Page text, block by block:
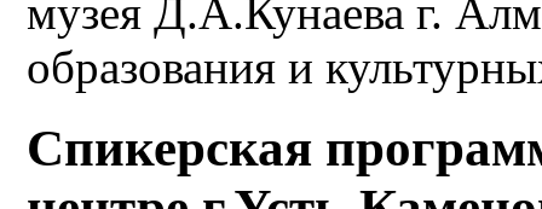
музея Д.А.Кунаева г.
образования и
Спикерская